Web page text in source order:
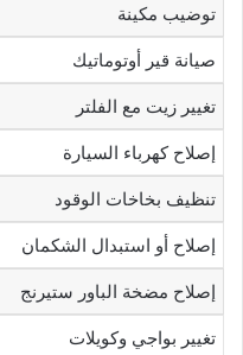
توضيب مكينة
صيانة قير أوتوماتيك
تغيير زيت مع الفلتر
إصلاح كهرباء السيارة
تنظيف بخاخات الوقود
إصلاح أو استبدال الشكمان
إصلاح مضخة الباور ستيرنج
تغيير بواجي وكويلات